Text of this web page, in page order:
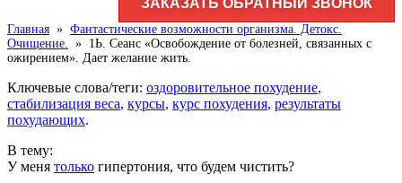
ЗАКАЗАТЬ ОБРАТНЫЙ ЗВОНОК
Главная » Фантастические возможности организма. Детокс.
Очищение. » 1Ь. Сеанс «Освобождение от болезней, связанных с
ожирением». Дает желание жить.
Ключевые слова/теги: оздоровительное похудение,
стабилизация веса, курсы, курс похудения, результаты
похудающих.
В тему:
У меня только гипертония, что будем чистить?